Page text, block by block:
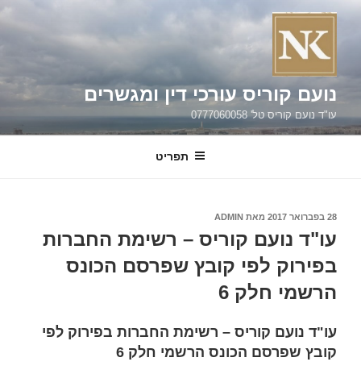
דילוג
נועם קוריס עורכי דין ומגשרים
עו"ד נועם קוריס טל' 0777060058
תפריט
פורסם
28 בפברואר 2017 מאת ADMIN
עו"ד נועם קוריס – רשימת החברות
בפירוק לפי קובץ שפרסם הכונס
הרשמי חלק 6
עו"ד נועם קוריס – רשימת החברות בפירוק לפי
קובץ שפרסם הכונס הרשמי חלק 6